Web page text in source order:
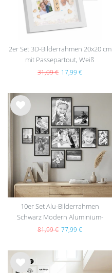
2er Set 3D-Bilderrahmen 20x20 cm
mit Passepartout, Weiß
31,09 € 17,99 €
Wu
hlist
e
10er Set Alu-Bilderrahmen
Schwarz Modern Aluminium-
Rahmen
81,99 € 77,99 €